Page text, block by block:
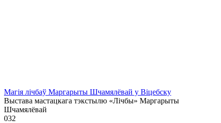
Магія лічбаў Маргарыты Шчамялёвай у Віцебску
Выстава мастацкага тэкстылю «Лічбы» Маргарыты
Шчамялёвай
032